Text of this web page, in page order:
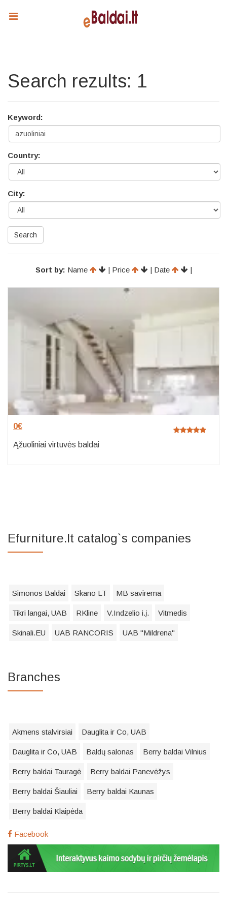
Search rezults: 1
Keyword:
Country:
City:
Search
Sort by: Name | Price | Date |
0€
Ąžuoliniai virtuvės baldai
Efurniture.lt catalog`s companies
Simonos Baldai Skano LT MB savirema
Tikri langai, UAB RKline V.Indzelio i.į. Vitmedis
Skinali.EU UAB RANCORIS UAB "Mildrena"
Branches
Akmens stalvirsiai Dauglita ir Co, UAB
Dauglita ir Co, UAB Baldų salonas Berry baldai Vilnius
Berry baldai Tauragė Berry baldai Panevėžys
Berry baldai Šiauliai Berry baldai Kaunas
Berry baldai Klaipėda
Facebook